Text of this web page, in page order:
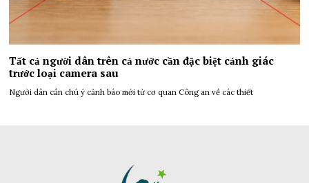
Tất cả người dân trên cả nước cần đặc biệt cảnh giác
trước loại camera sau
Người dân cần chú ý cảnh báo mới từ cơ quan Công an về các thiết